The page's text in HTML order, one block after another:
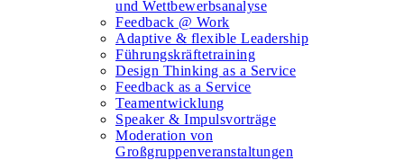
und Wettbewerbsanalyse
Feedback @ Work
Adaptive & flexible Leadership
Führungskräftetraining
Design Thinking as a Service
Feedback as a Service
Teamentwicklung
Speaker & Impulsvorträge
Moderation von
Großgruppenveranstaltungen